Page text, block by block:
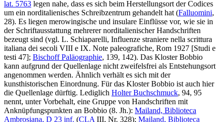
lat. 5763 legen nahe, dass es sich beim Herstellungsort der Codices
um ein norditalienisches Schreibzentrum gehandelt hat (Falluomini,
28). Es liegen merowingische und insulare Einflüsse vor, wie sie in
der Schriftausstattung mehrerer norditalienischer Handschriften
bezeugt sind (vgl. L. Schiaparelli, Influenze straniere nella scrittura
italiana dei secoli VIII e IX. Note paleografiche, Rom 1927 [Studi e
testi 47]; Bischoff Paläographie, 139, 142). Das Kloster Bobbio
kann aufgrund der Quellenlage nicht zweifelsfrei als Entstehungsort
angenommen werden. Ähnlich verhält es sich mit der
kunsthistorischen Einordnung. Für das Kloster Bobbio ist auch hier
die Quellenlage dürftig. Lediglich Holter Buchschmuck, 94, 95
nennt, unter Vorbehalt, eine Gruppe von Handschriften mit
Anknüpfungspunkten an Bobbio (8. Jh.): Mailand, Biblioteca
Ambrosiana, D 23 inf. (CLA III, Nr. 328); Mailand, Biblioteca